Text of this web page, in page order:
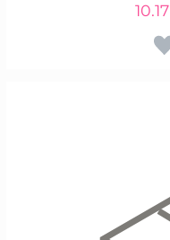
10.17